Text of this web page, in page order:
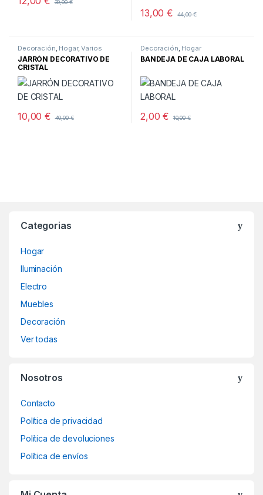
30,00€
13,00€ 44,00€
Decoración Hogar,Varios
JARRÓN DECORATIVO DE
CRISTAL
10,00€ 40,00€
Decoración Hogar
BANDEJA DE CAJA LABORAL
2,00€ 10,00€
Categorias
Hogar
Iluminación
Electro
Muebles
Decoración
Ver todas
Nosotros
Contacto
Política de privacidad
Política de devoluciones
Política de envíos